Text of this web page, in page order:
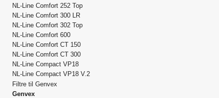
NL-Line Comfort 252 Top
NL-Line Comfort 300 LR
NL-Line Comfort 302 Top
NL-Line Comfort 600
NL-Line Comfort CT 150
NL-Line Comfort CT 300
NL-Line Compact VP18
NL-Line Compact VP18 V.2
Filtre til Genvex
Genvex